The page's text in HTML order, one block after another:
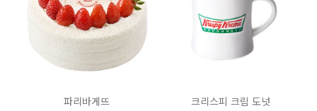
파리바게뜨 크리스피 크림 도넛